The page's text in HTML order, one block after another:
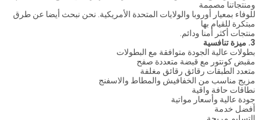
ومنتجاتنا مصممة
للوفاء بمعيار أوروبا والولايات المتحدة الأمريكية. نحن نبحث أيضا عن طرق
مبتكرة للقيام بها
منتجات أكثر أمنا ودائم.
3. ميزة تنافسية
بطولات عالية الجودة متوافقة مع البطولات
مقبض كونتور مع قبضة متعددة صفح
متعدد الطبقات رقائق رقائق مغلفة
مزيج مناسب من الخفافيش والمطاط والاسفنج
نطاقات حافة واقية
جودة عالية وأسعار مواتية
أفضل خدمة